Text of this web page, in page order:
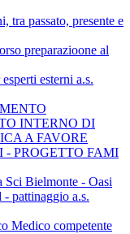
tra passato, presente e
preparazioone al
esterni a.s.
INTERNO DI
A FAVORE
PROGETTO FAMI
Sci Bielmonte - Oasi
pattinaggio a.s.
Medico competente